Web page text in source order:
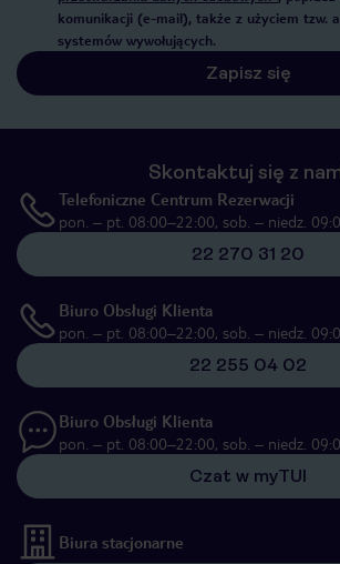
komunikacji (e-mail), także z użyciem tzw.
systemów wywołujących.
Zapisz się
Skontaktuj się z
Telefoniczne Centrum Rezerwacji
pon. – pt. 08:00–22:00, sob. – niedz.
22 270 31 20
Biuro Obsługi Klienta
pon. – pt. 08:00–22:00, sob. – niedz.
22 255 04 02
Biuro Obsługi Klienta
pon. – pt. 08:00–22:00, sob. – niedz.
Czat w myTUI
Biura stacjonarne